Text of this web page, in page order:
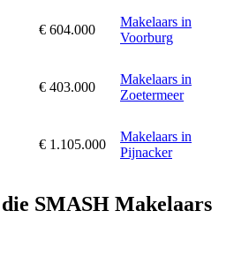
€ 604.000
Makelaars in
Voorburg
€ 403.000
Makelaars in
Zoetermeer
€ 1.105.000
Makelaars in
Pijnacker
SMASH Makelaars